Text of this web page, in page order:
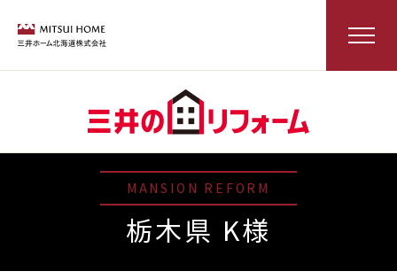
MANSION REFORM
栃木県 K様